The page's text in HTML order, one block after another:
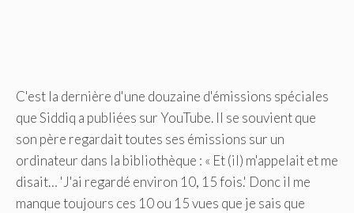
C'est la dernière d'une douzaine d'émissions spéciales
que Siddiq a publiées sur YouTube. Il se souvient que
son père regardait toutes ses émissions sur un
ordinateur dans la bibliothèque : « Et (il) m'appelait et me
disait… 'J'ai regardé environ 10, 15 fois.' Donc il me
manque toujours ces 10 ou 15 vues que je sais que